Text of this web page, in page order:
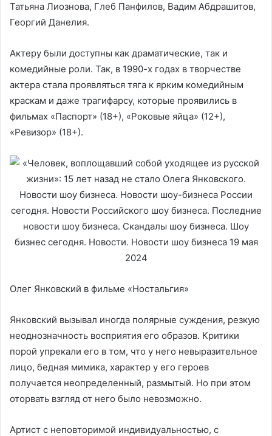
Татьяна Лиознова, Глеб Панфилов, Вадим Абдрашитов,
Георгий Данелия.
Актеру были доступны как драматические, так и
комедийные роли. Так, в 1990-х годах в творчестве
актера стала проявляться тяга к ярким комедийным
краскам и даже трагифарсу, которые проявились в
фильмах «Паспорт» (18+), «Роковые яйца» (12+),
«Ревизор» (18+).
Олег Янковский в фильме «Ностальгия»
Янковский вызывал иногда полярные суждения, резкую
неоднозначность восприятия его образов. Критики
порой упрекали его в том, что у него невыразительное
лицо, бедная мимика, характер у его героев
получается неопределенный, размытый. Но при этом
оторвать взгляд от него было невозможно.
Артист с неповторимой индивидуальностью, с